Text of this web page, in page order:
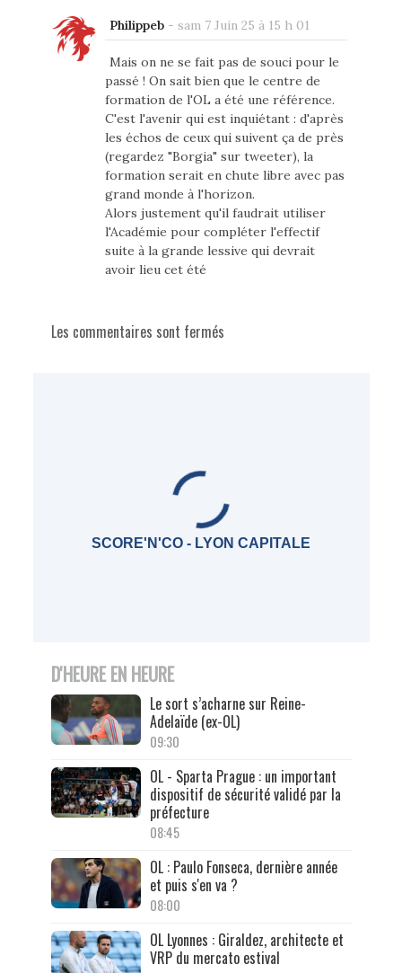
Philippeb- sam 7 Juin 25 à 15 h 01
Mais on ne se fait pas de souci pour le
passé ! On sait bien que le centre de
formation de l'OL a été une référence.
C'est l'avenir qui est inquiétant : d'après
les échos de ceux qui suivent ça de près
(regardez "Borgia" sur tweeter), la
formation serait en chute libre avec pas
grand monde à l'horizon.
Alors justement qu'il faudrait utiliser
l'Académie pour compléter l'effectif
suite à la grande lessive qui devrait
avoir lieu cet été
Les commentaires sont fermés
SCORE'N'CO - LYON CAPITALE
D'HEURE EN HEURE
Le sort s’acharne sur Reine-
Adelaïde (ex-OL)
09:30
OL - Sparta Prague : un important
dispositif de sécurité validé par la
préfecture
08:45
OL : Paulo Fonseca, dernière année
et puis s'en va ?
08:00
OL Lyonnes : Giraldez, architecte et
VRP du mercato estival